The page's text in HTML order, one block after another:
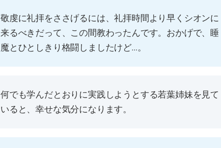
敬虔に礼拝をささげるには、礼拝時間より早くシオンに
来るべきだって、この間教わったんです。おかげで、睡
魔とひとしきり格闘しましたけど…。
何でも学んだとおりに実践しようとする若葉姉妹を見て
いると、幸せな気分になります。